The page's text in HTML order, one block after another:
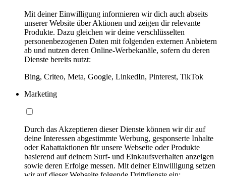
Mit deiner Einwilligung informieren wir dich auch abseits
unserer Website über Aktionen und zeigen dir relevante
Produkte. Dazu gleichen wir deine verschlüsselten
personenbezogenen Daten mit folgenden externen Anbietern
ab und nutzen deren Online-Werbekanäle, sofern du deren
Dienste bereits nutzt:
Bing, Criteo, Meta, Google, LinkedIn, Pinterest, TikTok
Marketing
Durch das Akzeptieren dieser Dienste können wir dir auf
deine Interessen abgestimmte Werbung, gesponserte Inhalte
oder Rabattaktionen für unsere Webseite oder Produkte
basierend auf deinem Surf- und Einkaufsverhalten anzeigen
sowie deren Erfolge messen. Mit deiner Einwilligung setzen